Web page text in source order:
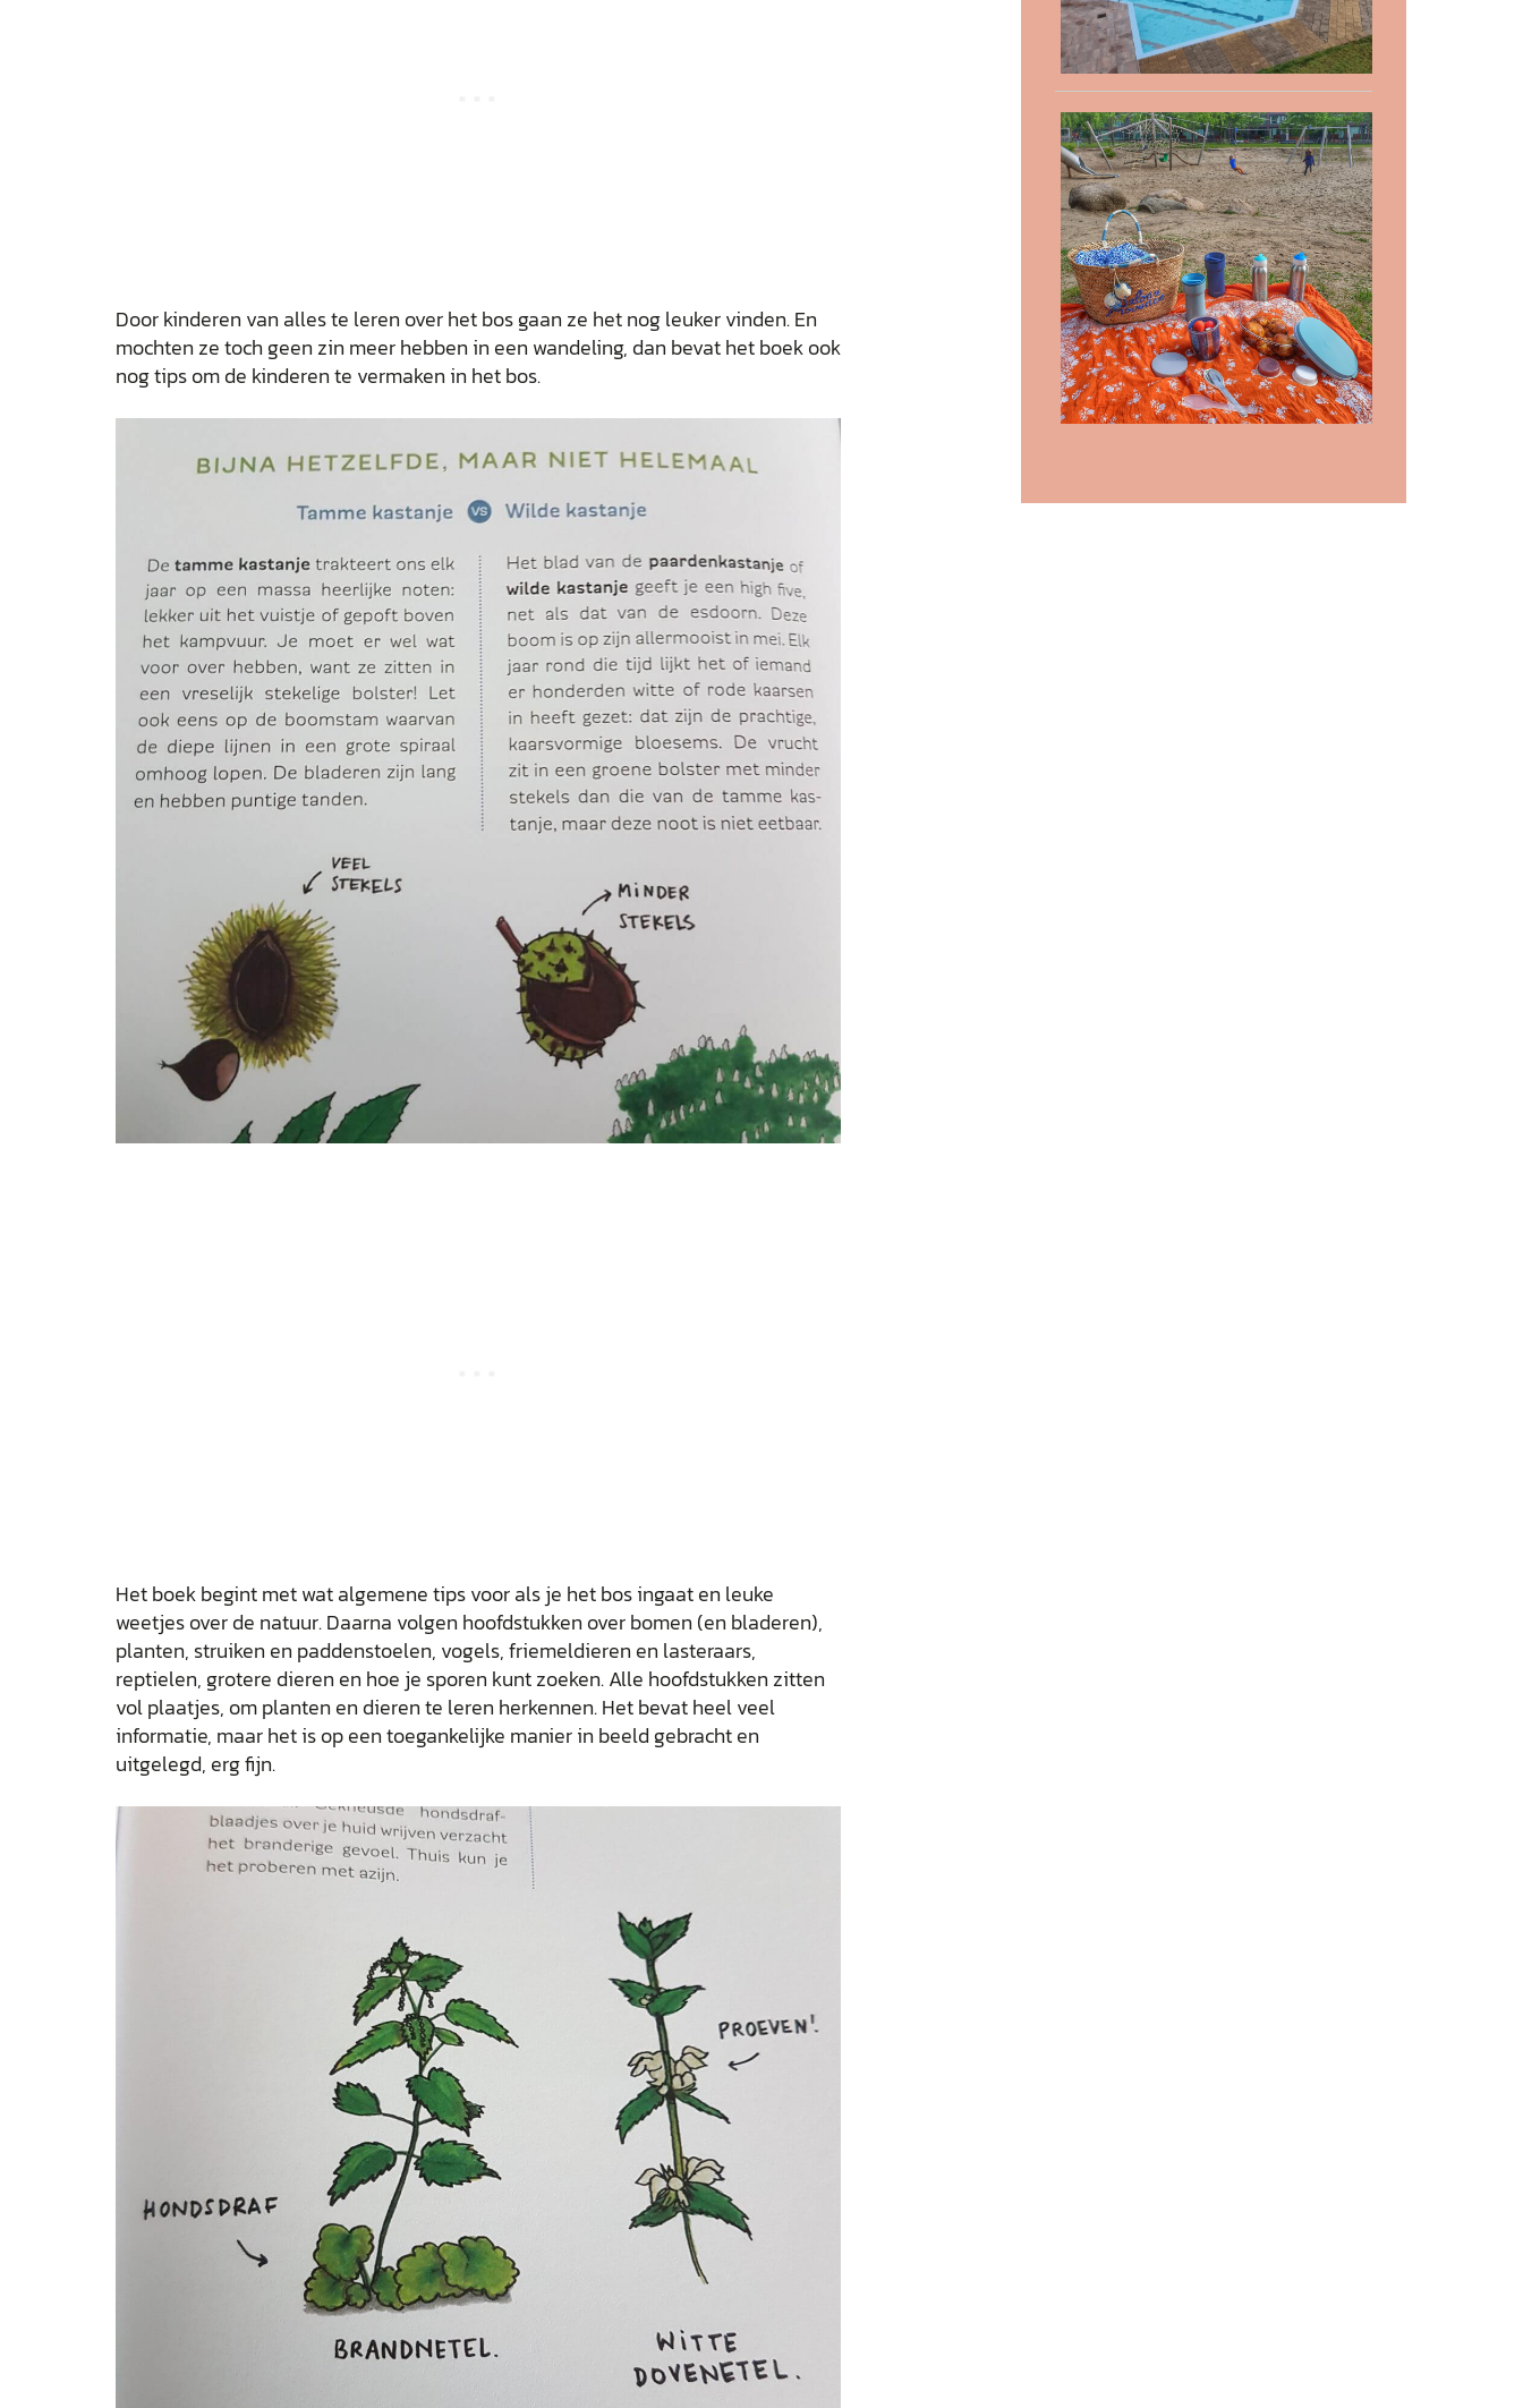
Door kinderen van alles te leren over het bos gaan ze het nog leuker vinden. En
mochten ze toch geen zin meer hebben in een wandeling, dan bevat het boek ook
nog tips om de kinderen te vermaken in het bos.
Het boek begint met wat algemene tips voor als je het bos ingaat en leuke
weetjes over de natuur. Daarna volgen hoofdstukken over bomen (en bladeren),
planten, struiken en paddenstoelen, vogels, friemeldieren en lasteraars,
reptielen, grotere dieren en hoe je sporen kunt zoeken. Alle hoofdstukken zitten
vol plaatjes, om planten en dieren te leren herkennen. Het bevat heel veel
informatie, maar het is op een toegankelijke manier in beeld gebracht en
uitgelegd, erg fijn.